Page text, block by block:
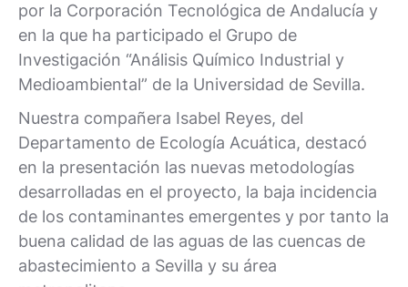
por la Corporación Tecnológica de Andalucía y
en la que ha participado el Grupo de
Investigación “Análisis Químico Industrial y
Medioambiental” de la Universidad de Sevilla.
Nuestra compañera Isabel Reyes, del
Departamento de Ecología Acuática, destacó
en la presentación las nuevas metodologías
desarrolladas en el proyecto, la baja incidencia
de los contaminantes emergentes y por tanto la
buena calidad de las aguas de las cuencas de
abastecimiento a Sevilla y su área